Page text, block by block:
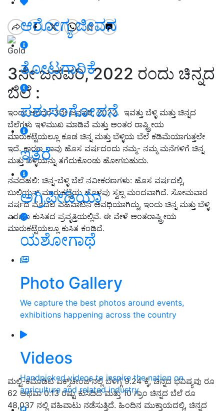
ಆರೋಗ್ಯ ಜೀವನ
ತೋಟಗಾರಿಕೆ
ಪಶುಸಂಗೋಪನೆ
ಇತರೆ
ಅಗ್ರಿಪೀಡಿಯಾ
ಯಶೋಗಾಥೆ
Photo Gallery
We capture the best photos around events,
exhibitions happening across the country
Videos
Handpicked videos to inspire the nation on
agriculture and related industry
Gold
3ನೇ ಜನವರಿ, 2022 ರಂದು ಚಿನ್ನದ
ಬೆಲೆ :
ಇಂದು ಅಂದರೆ 3ನೇ ಜನವರಿ, 2022. ಇವತ್ತು ಬೆಳ್ಳಿ ಮತ್ತು ಚಿನ್ನದ
ಬೆಲೆಗಳು ಇಳಿಮುಖ ಮಾಡಿವೆ ಮತ್ತು ಅಂತರ ರಾಷ್ಟ್ರೀಯ
ಮಾರುಕಟ್ಟೆಯಲ್ಲೂ ಕೂಡ ಚಿನ್ನ ಮತ್ತು ಬೆಳ್ಳಿಯ ಬೆಲೆ ಕಡಿಮೆಯಾಗುತ್ತಲೇ
ಇದೆ. ಕಾರಣ ನಾವು ಹೊಸ ವರ್ಷದಂದು ನಮ್ಮ- ನಮ್ಮ ಮನೆಗಳಿಗೆ ಚಿನ್ನ
ಮತ್ತು ಬೆಳ್ಳಿಯನ್ನು ತಗೆದುಕೊಂಡು ಹೋಗಬಹುದು.
ನವದೆಹಲಿ: ಚಿನ್ನ-ಬೆಳ್ಳಿ ಬೆಲೆ ನವೀಕರಣಗಳು: ಹೊಸ ವರ್ಷದಲ್ಲಿ,
ಬುಲಿಯನ್ ಮಾರುಕಟ್ಟೆಯ ಹೊಳಪು ಸ್ವಲ್ಪ ಮಂದವಾಗಿದೆ. ಸೋಮವಾರ
ವರ್ಷದ ಮೊದಲ ವಹಿವಾಟಿನ ಅವಧಿಯಾಗಿದ್ದು, ಇಂದು ಚಿನ್ನ ಮತ್ತು ಬೆಳ್ಳಿ
ಎರಡೂ ಕುಸಿತದ ಪ್ರವೃತ್ತಿಯಲ್ಲಿವೆ. ಈ ವೇಳೆ ಅಂತರಾಷ್ಟ್ರೀಯ
ಮಾರುಕಟ್ಟೆಯಲ್ಲೂ ಕುಸಿತ ಕಂಡಿದೆ.
ಮಲ್ಟಿ-ಕಮೊಡಿಟಿ ಎಕ್ಸ್‌ಚೇಂಜ್‌ನಲ್ಲಿ ಬೆಳಿಗ್ಗೆ 9.24 ಕ್ಕೆ, ಚಿನ್ನದ ಭವಿಷ್ಯವು ರೂ
62 ಅಥವಾ 0.13 ರಷ್ಟು ಕುಸಿದಿದೆ ಮತ್ತು 10 ಗ್ರಾಂ ಚಿನ್ನದ ಬೆಲೆ ರೂ
48,037 ನಲ್ಲಿ ವಹಿವಾಟು ನಡೆಸುತ್ತಿದೆ. ಹಿಂದಿನ ಮುಕ್ತಾಯದಲ್ಲಿ, ಚಿನ್ನದ